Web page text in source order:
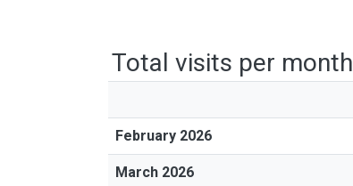
Total visits per month
February 2026
March 2026